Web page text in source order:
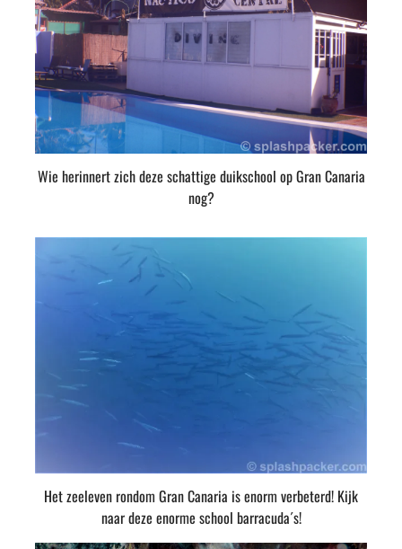
Wie herinnert zich deze schattige duikschool op Gran Canaria
nog?
Het zeeleven rondom Gran Canaria is enorm verbeterd! Kijk
naar deze enorme school barracuda´s!